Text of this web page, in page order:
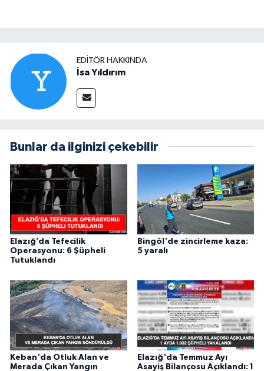
EDITÖR HAKKINDA
İsa Yıldırım
Bunlar da ilginizi çekebilir
Elazığ’da Tefecilik
Operasyonu: 6 Şüpheli
Tutuklandı
Bingöl'de zincirleme kaza:
5 yaralı
Keban'da Otluk Alan ve
Merada Çıkan Yangın
Elazığ'da Temmuz Ayı
Asayiş Bilançosu Açıklandı: 1